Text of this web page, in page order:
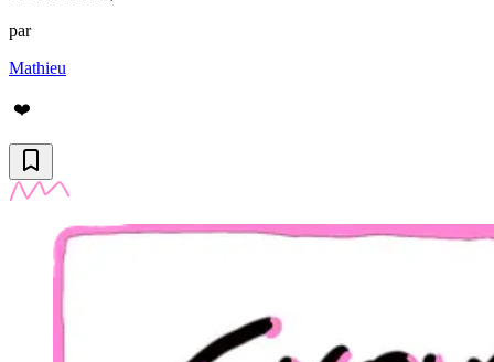
par
Mathieu
❤️